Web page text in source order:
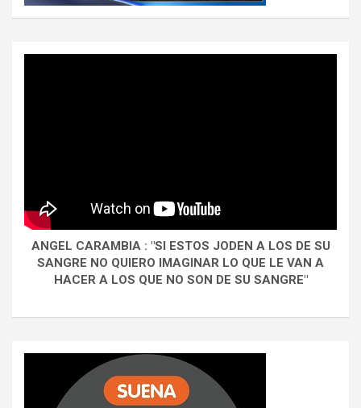
ANGEL CARAMBIA : "SI ESTOS JODEN A LOS DE SU
SANGRE NO QUIERO IMAGINAR LO QUE LE VAN A
HACER A LOS QUE NO SON DE SU SANGRE"